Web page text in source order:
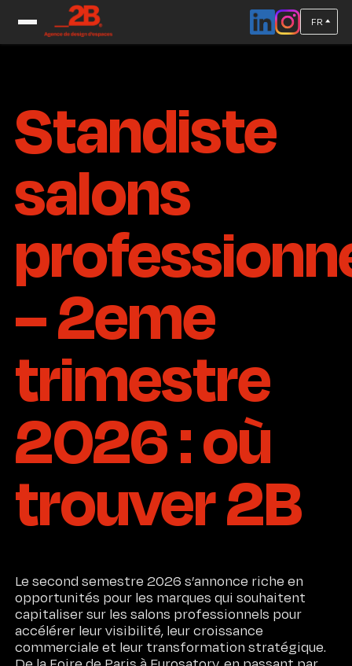
FR
Accueil / Salons professionnels – 2eme trimestre 2026
Standiste
salons
– 2eme
trimestre
2026 : où
trouver 2B
Le second semestre 2026 s’annonce riche en
opportunités pour les marques qui souhaitent
capitaliser sur les salons professionnels pour
accélérer leur visibilité, leur croissance
commerciale et leur transformation stratégique.